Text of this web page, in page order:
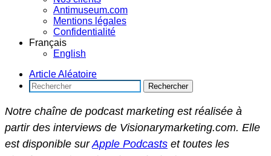
Antimuseum.com
Mentions légales
Confidentialité
Français
English
Article Aléatoire
Rechercher
Notre chaîne de podcast marketing est réalisée à
partir des interviews de Visionarymarketing.com. Elle
est disponible surApple Podcasts et toutes les